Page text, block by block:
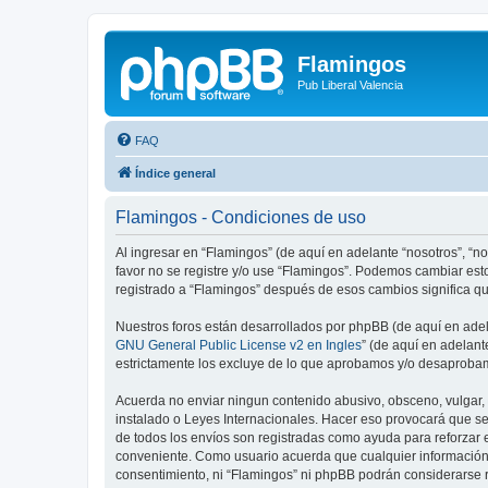
Flamingos
Pub Liberal Valencia
FAQ
Índice general
Flamingos - Condiciones de uso
Al ingresar en “Flamingos” (de aquí en adelante “nosotros”,
favor no se registre y/o use “Flamingos”. Podemos cambiar
registrado a “Flamingos” después de esos cambios significa
Nuestros foros están desarrollados por phpBB (de aquí en
GNU General Public License v2 en Ingles” (de aquí en
estrictamente los excluye de lo que aprobamos y/o
Acuerda no enviar ningun contenido abusivo, obsceno,
instalado o Leyes Internacionales. Hacer eso provocará que
de todos los envíos son registradas como ayuda para
conveniente. Como usuario acuerda que cualquier
consentimiento, ni “Flamingos” ni phpBB podrán